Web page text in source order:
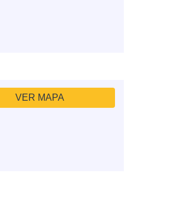
VER MAPA